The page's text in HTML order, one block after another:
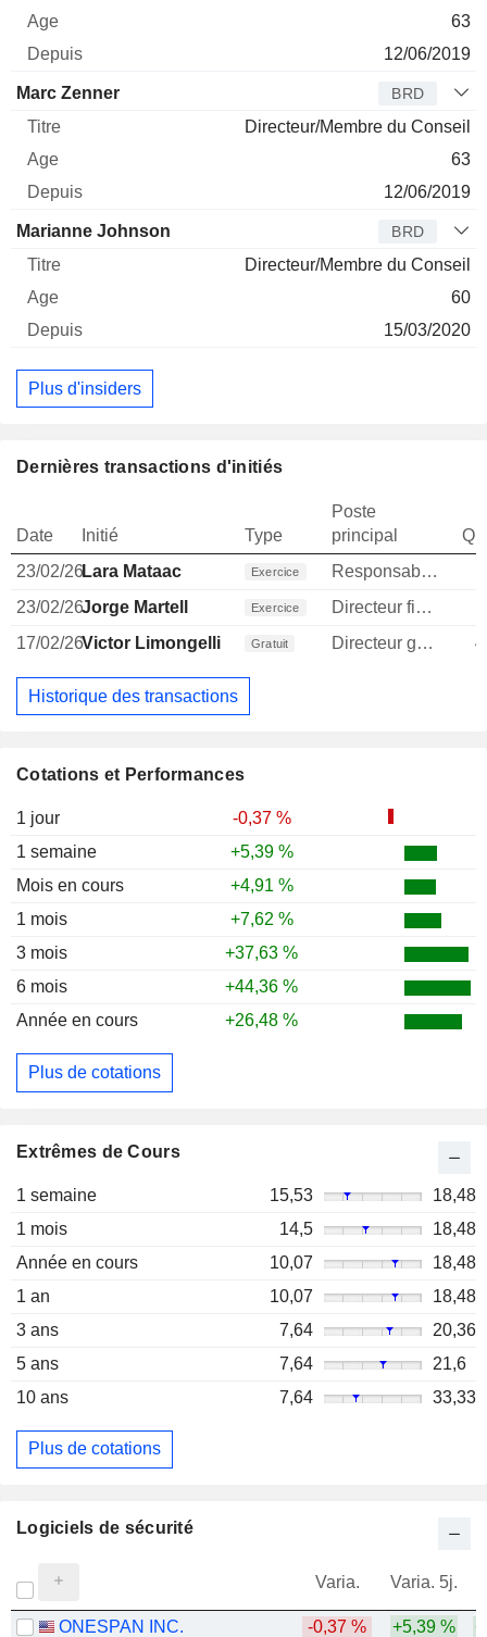
Cotations et Performances
1 jour
-0,37 %
1 semaine
+5,39 %
Mois en cours
+4,91 %
1 mois
+7,62 %
3 mois
+37,63 %
6 mois
+44,36 %
Année en cours
+26,48 %
Plus de cotations
Extrêmes de Cours
1 semaine 15,53
18,48
1 mois
14,5
18,48
Année en cours
10,07
18,48
1 an
10,07
18,48
3 ans
7,64
20,36
5 ans
7,64
21,6
10 ans
7,64 33,33
Plus de cotations
63
12/06/2019
Marc Zenner BRD
Directeur/Membre du Conseil
63
12/06/2019
Marianne Johnson BRD
Directeur/Membre du Conseil
60
15/03/2020
Plus d'insiders
Dernières transactions d'initiés
Date Initié Type
Poste
principal
23/02/26Lara Mataac Exercice Responsable conformite
23/02/26Jorge Martell Exercice Directeur financier
17/02/26Victor Limongelli Gratuit Directeur general
Historique des transactions
Logiciels de sécurité
Varia. Varia. 5j.
ONESPAN INC. -0,37 % +5,39 %